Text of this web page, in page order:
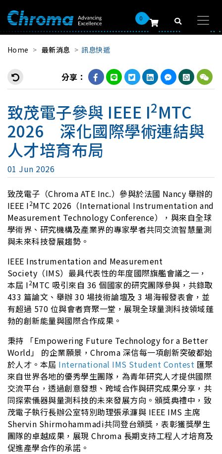
0
Home 最新消息 訊息快遞
分享：
致茂電子參與 IEEE I2MTC
2026 深化國際學術連結與
人才培育布局
01 Jun 2026
致茂電子（Chroma ATE Inc.）參與於法國 Nancy 舉辦的
IEEE I2MTC 2026（International Instrumentation and
Measurement Technology Conference），與來自全球
學術界、研究機構及產業界的專家學者共同交流智慧量測
與未來科技發展趨勢。
IEEE Instrumentation and Measurement
Society（IMS）最具代表性的年度國際旗艦會議之一，
本屆 I2MTC 吸引來自 36 個國家的研究團隊參與，共錄取
433 篇論文、舉辦 30 場技術論壇及 3 場海報發表會，並
有超過 570 位與會者齊聚一堂，展現全球量測科技領域蓬
勃的創新能量與國際合作成果。
秉持 「Empowering Future Technology for a Better
World」 的企業願景，Chroma 深信每一項創新突破都始
於人才。本屆 International IMS Student Contest 匯聚
來自世界各地的優秀學生團隊，為青年研究人才提供國際
交流平台，透過創意發想、跨域合作與研究成果分享，共
同探索儀器與量測科技的未來發展方向。頒獎典禮中，致
茂電子執行長辦公室特別助理張承濂與 IEEE IMS 主席
Shervin Shirmohammadi共同登台頒獎，表彰獲獎學生
團隊的卓越成果，展現 Chroma 長期支持工程人才培育及
促進產學合作的承諾。